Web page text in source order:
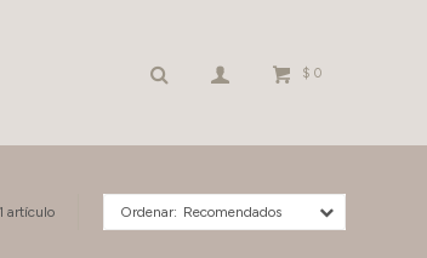
$ 0
1 artículo Recomendados